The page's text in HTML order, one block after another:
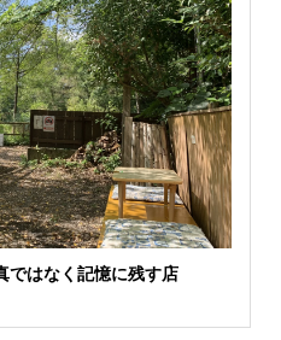
ではなく記憶に残す店